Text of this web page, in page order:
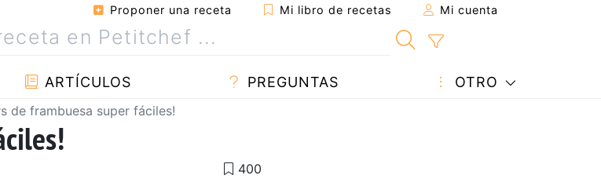
Proponer una receta Mi libro de recetas Mi cuenta
ARTÍCULOS PREGUNTAS OTRO
de frambuesa super fáciles!